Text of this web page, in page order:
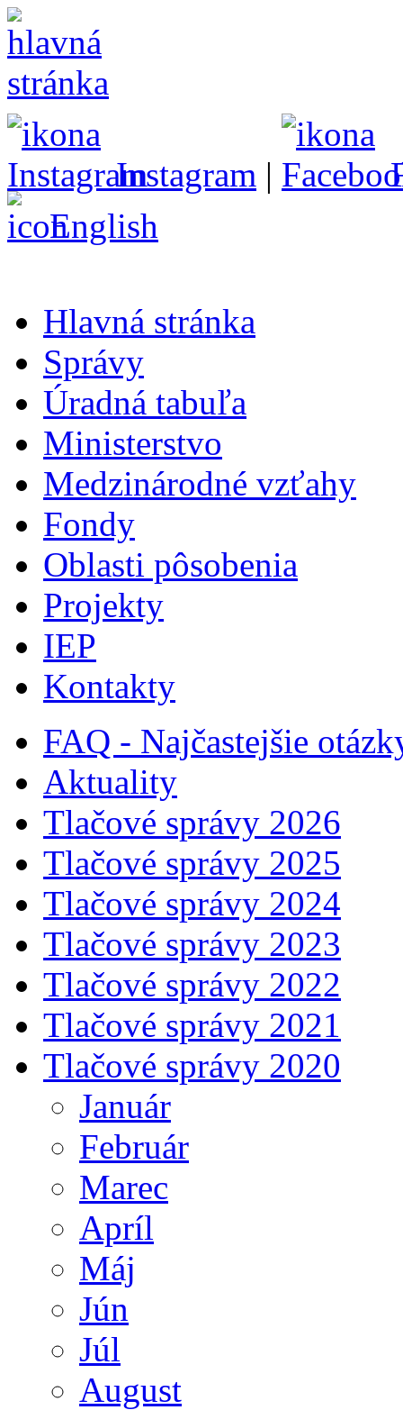
Instagram |
English
Hlavná stránka
Správy
Úradná tabuľa
Ministerstvo
Medzinárodné vzťahy
Fondy
Oblasti pôsobenia
Projekty
IEP
Kontakty
FAQ - Najčastejšie
Aktuality
Tlačové správy 2026
Tlačové správy 2025
Tlačové správy 2024
Tlačové správy 2023
Tlačové správy 2022
Tlačové správy 2021
Tlačové správy 2020
Január
Február
Marec
Apríl
Máj
Jún
Júl
August